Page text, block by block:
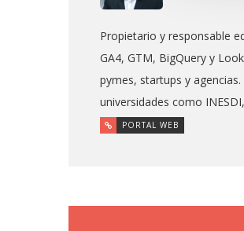
Propietario y responsable
GA4, GTM, BigQuery y
pymes, startups y
universidades como
PORTAL WEB